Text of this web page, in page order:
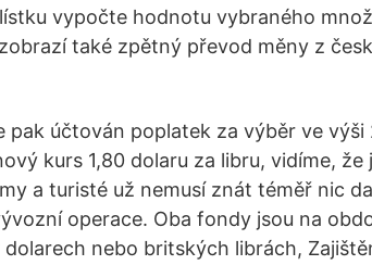
vypočte hodnotu vybraného
také zpětný převod měny z
pak účtován poplatek za výběr ve výši
kurs 1,80 dolaru za libru, vidíme,
a turisté už nemusí znát téměř nic
operace. Oba fondy jsou na
nebo britských librách,